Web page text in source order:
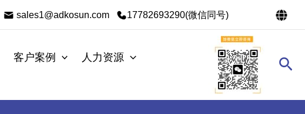
sales1@adkosun.com 17782693290(微信同号)
客户案例
人力资源
搜